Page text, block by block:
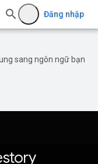
Đăng nhập
sang ngôn ngữ bạn